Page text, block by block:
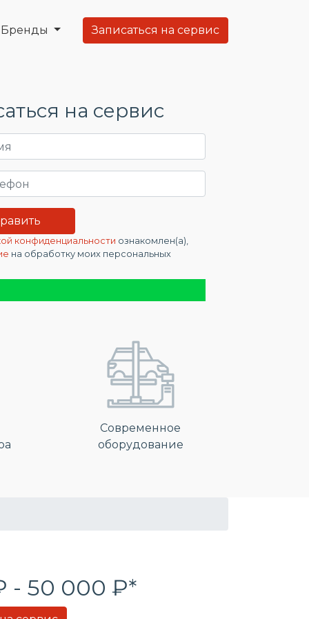
Бренды Записаться на сервис
на сервис
конфиденциальности ознакомлен(а),
на обработку моих персональных
Современное
оборудование
- 50 000 ₽*